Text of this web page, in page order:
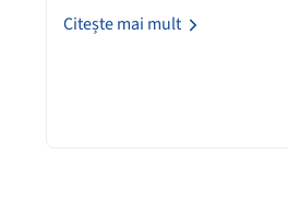
Citește mai mult